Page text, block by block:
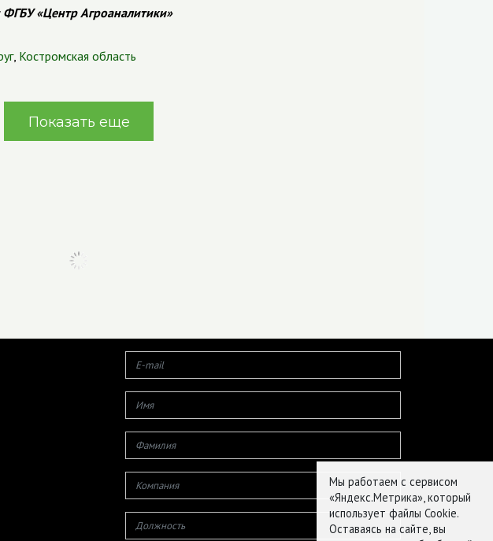
«Центр Агроаналитики»
, Костромская область
Показать еще
Мы работаем с сервисом
«Яндекс.Метрика», который
использует файлы Cookie.
Оставаясь на сайте, вы